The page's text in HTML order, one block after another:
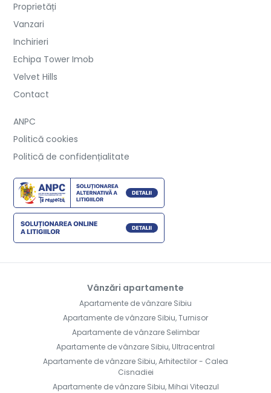
Proprietăți
Vanzari
Inchirieri
Echipa Tower Imob
Velvet Hills
Contact
ANPC
Politică cookies
Politică de confidențialitate
Vânzări apartamente
Apartamente de vânzare Sibiu
Apartamente de vânzare Sibiu, Turnisor
Apartamente de vânzare Selimbar
Apartamente de vânzare Sibiu, Ultracentral
Apartamente de vânzare Sibiu, Arhitectilor - Calea
Cisnadiei
Apartamente de vânzare Sibiu, Mihai Viteazul